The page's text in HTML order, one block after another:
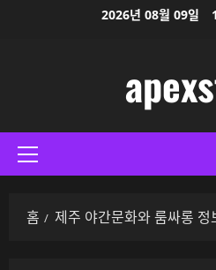
가
2026년 08월 09일
기
본
뉴
홈 제주 야간문화와 룸싸롱 정